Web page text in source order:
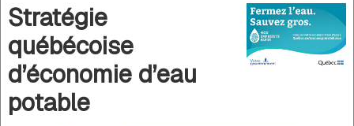
Stratégie
québécoise
d’économie d’eau
potable